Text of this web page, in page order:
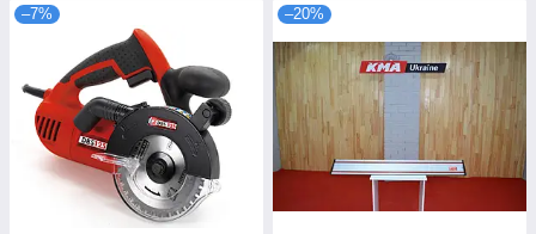
–7% –20%